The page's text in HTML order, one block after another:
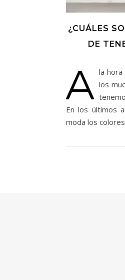
¿CUÁLES
DE
A la
los
En los últimos
moda los